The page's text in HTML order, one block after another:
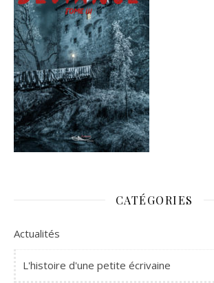
CATÉGORIES
Actualités
L'histoire d'une petite écrivaine